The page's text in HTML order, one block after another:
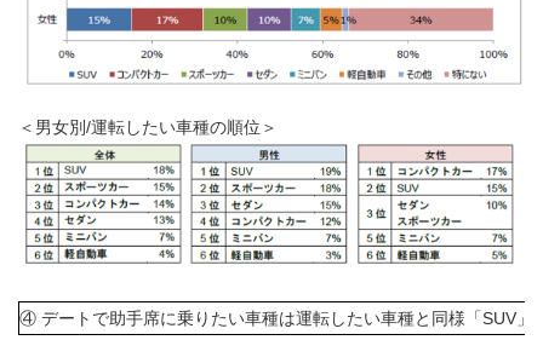
＜男女別/運転したい車種の順位＞
④ デートで助手席に乗りたい車種は運転したい車種と同様「SUV」